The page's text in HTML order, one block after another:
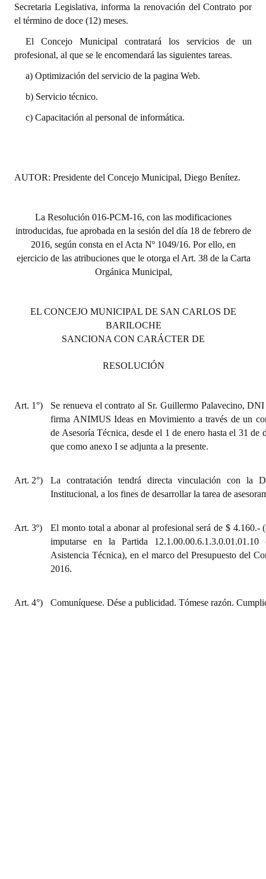
Declaraciones
Resoluciones
Resoluciones de Presidencia
Antiguos Pobladores
Premio al Mérito - Registro
Audiencias Públicas - Registro
Mujeres que Dejaron Huellas - Registro
Ciudadano Ilustre - Registro
Banca del Vecino - Registro
Reconocimientos - Registro
Bariloche, Municipio intercultural
REFORMA DE LA CARTA ORGÁNICA
Secretaria Legislativa, informa la renovación del Contrato por
el término de doce (12) meses.
El Concejo Municipal contratará los servicios de un
profesional, al que se le encomendará las siguientes tareas.
a) Optimización del servicio de la pagina Web.
b) Servicio técnico.
c)Capacitación al personal de informática.
AUTOR: Presidente del Concejo Municipal, Diego Benítez.
La Resolución 016-PCM-16, con las modificaciones
introducidas, fue aprobada en la sesión del día 18 de febrero de
2016, según consta en el Acta Nº 1049/16. Por ello, en
ejercicio de las atribuciones que le otorga el Art. 38 de la Carta
Orgánica Municipal,
EL CONCEJO MUNICIPAL DE SAN CARLOS DE
BARILOCHE
SANCIONA CON CARÁCTER DE
RESOLUCIÓN
Art. 1°) Se renueva el contrato al Sr. Guillermo Palavecino,
firma ANIMUS Ideas en Movimiento a través de un
de Asesoría Técnica, desde el 1 de enero hasta el 31 de
que como anexo I se adjunta a la presente.
Art. 2°)
La contratación tendrá directa vinculación con la
Institucional, a los fines de desarrollar la tarea de
Art. 3º)
El monto total a abonar al profesional será de $ 4.160.-
imputarse en la Partida
Asistencia Técnica), en el marco del Presupuesto del
2016.
Art. 4°) Comuníquese. Dése a publicidad. Tómese razón.